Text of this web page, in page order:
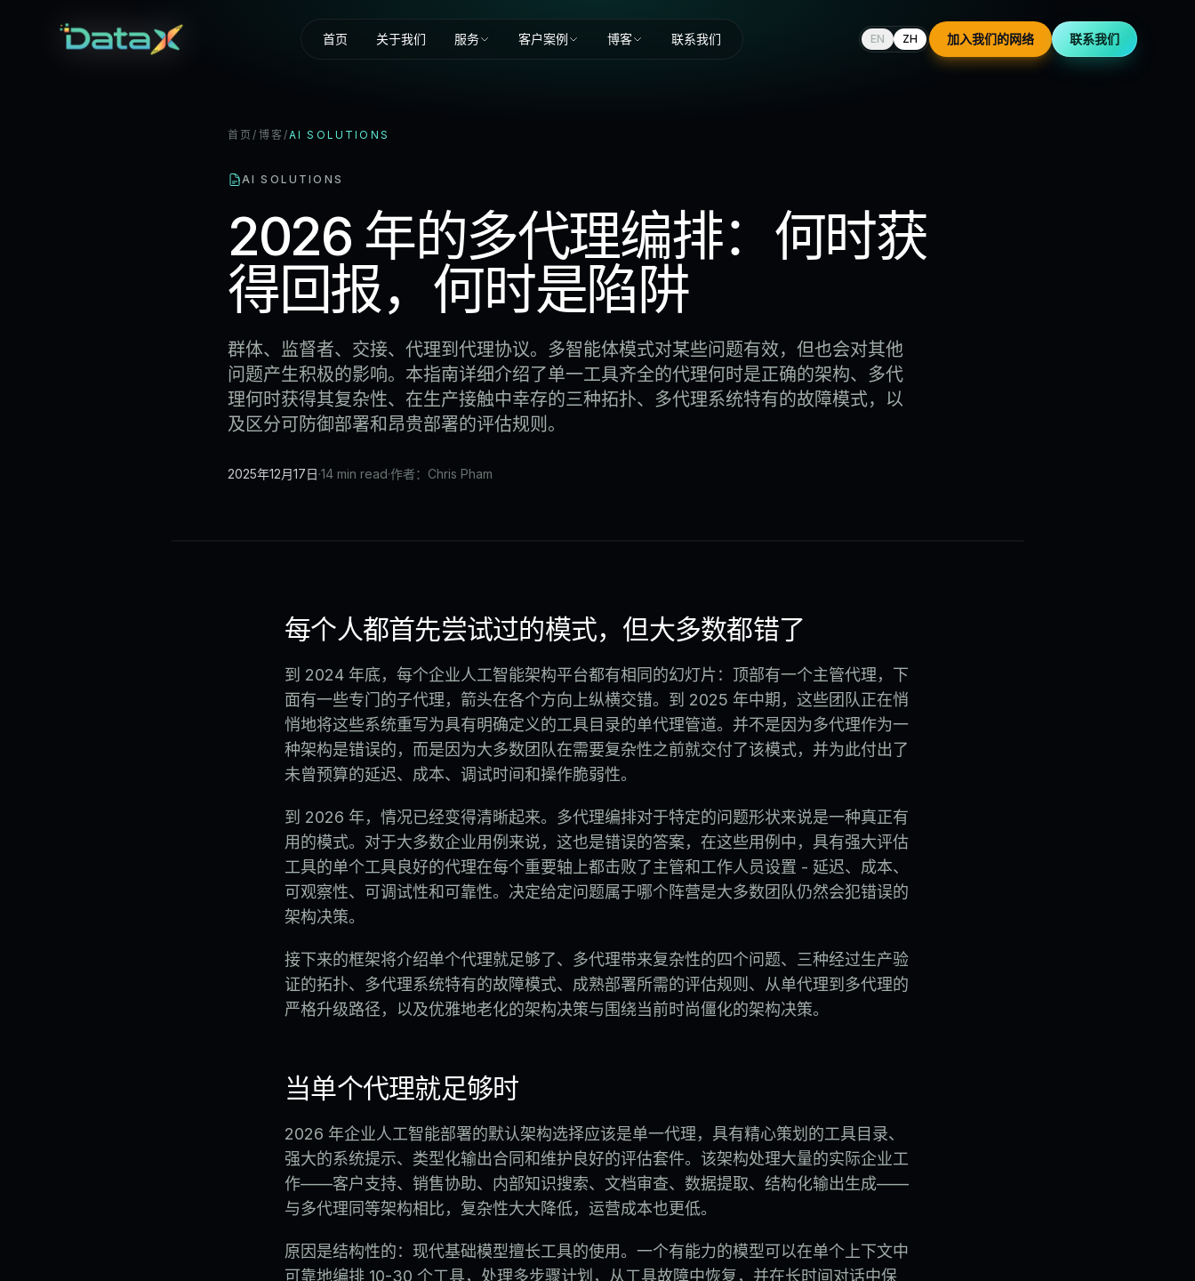
首页 关于我们 服务 客户案例 博客 联系我们 EN ZH 加入我们的网络 联系我们
首页/ 博客/AI SOLUTIONS
AI SOLUTIONS
2026 年的多代理编排：何时获
得回报，何时是陷阱
群体、监督者、交接、代理到代理协议。多智能体模式对某些问题有效，但也会对其他
问题产生积极的影响。本指南详细介绍了单一工具齐全的代理何时是正确的架构、多代
理何时获得其复杂性、在生产接触中幸存的三种拓扑、多代理系统特有的故障模式，以
及区分可防御部署和昂贵部署的评估规则。
2025年12月17日·14 min read·作者：Chris Pham
每个人都首先尝试过的模式，但大多数都错了
到 2024 年底，每个企业人工智能架构平台都有相同的幻灯片：顶部有一个主管代理，下
面有一些专门的子代理，箭头在各个方向上纵横交错。到 2025 年中期，这些团队正在悄
悄地将这些系统重写为具有明确定义的工具目录的单代理管道。并不是因为多代理作为一
种架构是错误的，而是因为大多数团队在需要复杂性之前就交付了该模式，并为此付出了
未曾预算的延迟、成本、调试时间和操作脆弱性。
到 2026 年，情况已经变得清晰起来。多代理编排对于特定的问题形状来说是一种真正有
用的模式。对于大多数企业用例来说，这也是错误的答案，在这些用例中，具有强大评估
工具的单个工具良好的代理在每个重要轴上都击败了主管和工作人员设置 - 延迟、成本、
可观察性、可调试性和可靠性。决定给定问题属于哪个阵营是大多数团队仍然会犯错误的
架构决策。
接下来的框架将介绍单个代理就足够了、多代理带来复杂性的四个问题、三种经过生产验
证的拓扑、多代理系统特有的故障模式、成熟部署所需的评估规则、从单代理到多代理的
严格升级路径，以及优雅地老化的架构决策与围绕当前时尚僵化的架构决策。
当单个代理就足够时
2026 年企业人工智能部署的默认架构选择应该是单一代理，具有精心策划的工具目录、
强大的系统提示、类型化输出合同和维护良好的评估套件。该架构处理大量的实际企业工
作——客户支持、销售协助、内部知识搜索、文档审查、数据提取、结构化输出生成——
与多代理同等架构相比，复杂性大大降低，运营成本也更低。
原因是结构性的：现代基础模型擅长工具的使用。一个有能力的模型可以在单个上下文中
可靠地编排 10-30 个工具，处理多步骤计划，从工具故障中恢复，并在长时间对话中保